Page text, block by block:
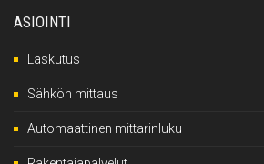
ASIOINTI
Laskutus
Sähkön mittaus
Automaattinen mittarinluku